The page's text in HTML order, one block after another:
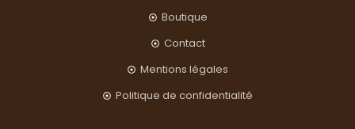
Boutique
Contact
Mentions légales
Politique de confidentialité